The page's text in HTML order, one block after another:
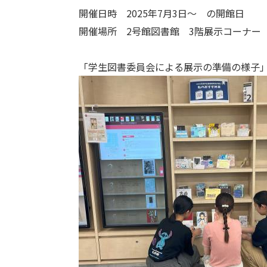
開催日時 2025年7月3日～ の開館日
開催場所 2号館図書館 3階展示コーナー
「学生図書委員会による展示の準備の様子